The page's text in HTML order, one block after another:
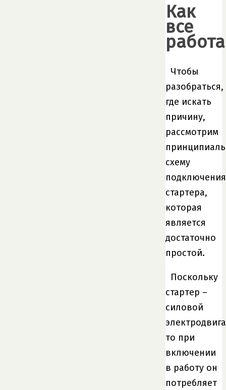
Как
все
Чтобы
разобраться,
где искать
причину,
рассмотрим
схему
подключения
стартера,
которая
является
достаточно
простой.
Поскольку
стартер –
силовой
то при
включении
в работу он
потребляет